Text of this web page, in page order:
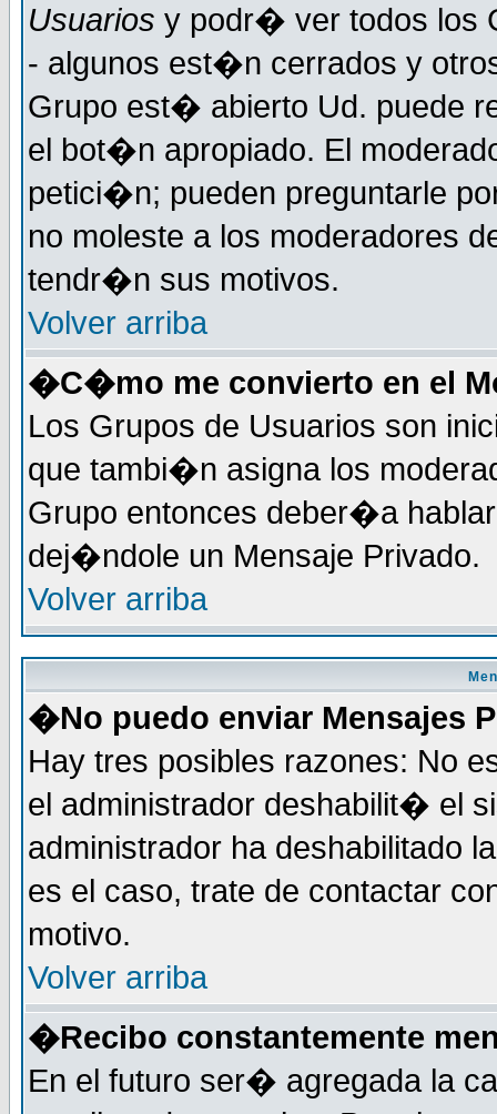
Usuarios y podr� ver todos los
- algunos est�n cerrados y
Grupo est� abierto Ud. puede
el bot�n apropiado. El
petici�n; pueden preguntarle
no moleste a los moderadores
tendr�n sus motivos.
Volver arriba
�C�mo me convierto en el
Los Grupos de Usuarios son
que tambi�n asigna los
Grupo entonces deber�a
dej�ndole un Mensaje Privado.
Volver arriba
�No puedo enviar Mensajes
Hay tres posibles razones: No
el administrador deshabilit� el
administrador ha deshabilitado
es el caso, trate de contactar
motivo.
Volver arriba
�Recibo constantemente
En el futuro ser� agregada la